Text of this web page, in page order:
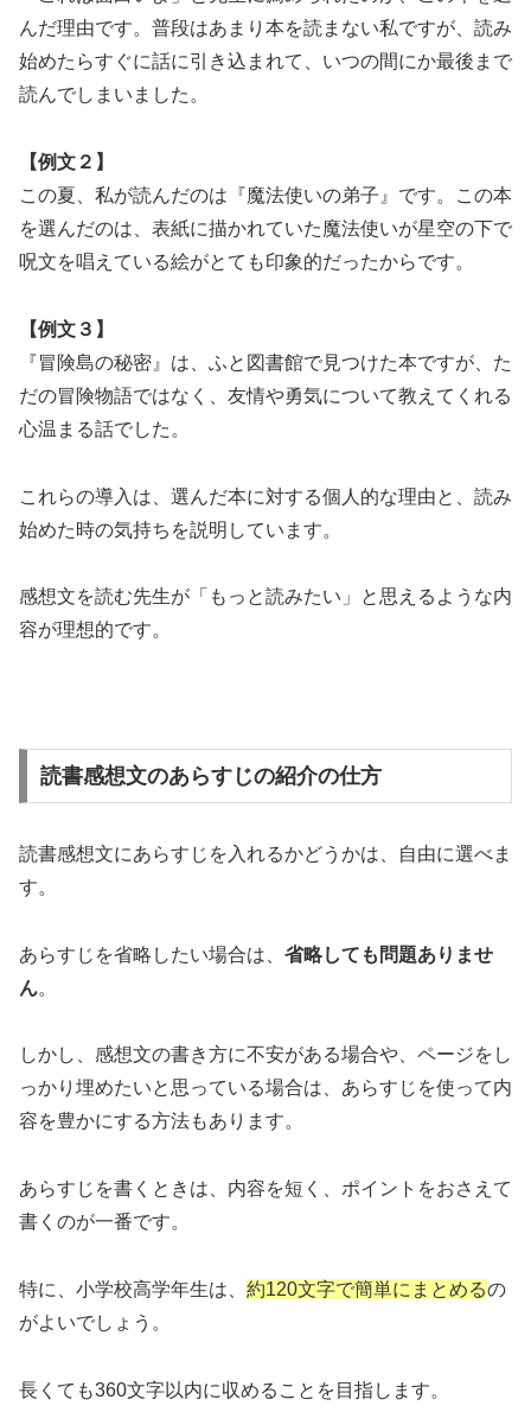
んだ理由です。普段はあまり本を読まない私ですが、読み
始めたらすぐに話に引き込まれて、いつの間にか最後まで
読んでしまいました。
【例文２】
この夏、私が読んだのは『魔法使いの弟子』です。この本
を選んだのは、表紙に描かれていた魔法使いが星空の下で
呪文を唱えている絵がとても印象的だったからです。
【例文３】
『冒険島の秘密』は、ふと図書館で見つけた本ですが、た
だの冒険物語ではなく、友情や勇気について教えてくれる
心温まる話でした。
これらの導入は、選んだ本に対する個人的な理由と、読み
始めた時の気持ちを説明しています。
感想文を読む先生が「もっと読みたい」と思えるような内
容が理想的です。
読書感想文のあらすじの紹介の仕方
読書感想文にあらすじを入れるかどうかは、自由に選べま
す。
あらすじを省略したい場合は、 省略しても問題ありませ
ん。
しかし、感想文の書き方に不安がある場合や、ページをし
っかり埋めたいと思っている場合は、あらすじを使って内
容を豊かにする方法もあります。
あらすじを書くときは、内容を短く、ポイントをおさえて
書くのが一番です。
特に、小学校高学年生は、 約120文字で簡単にまとめるの
がよいでしょう。
長くても360文字以内に収めることを目指します。